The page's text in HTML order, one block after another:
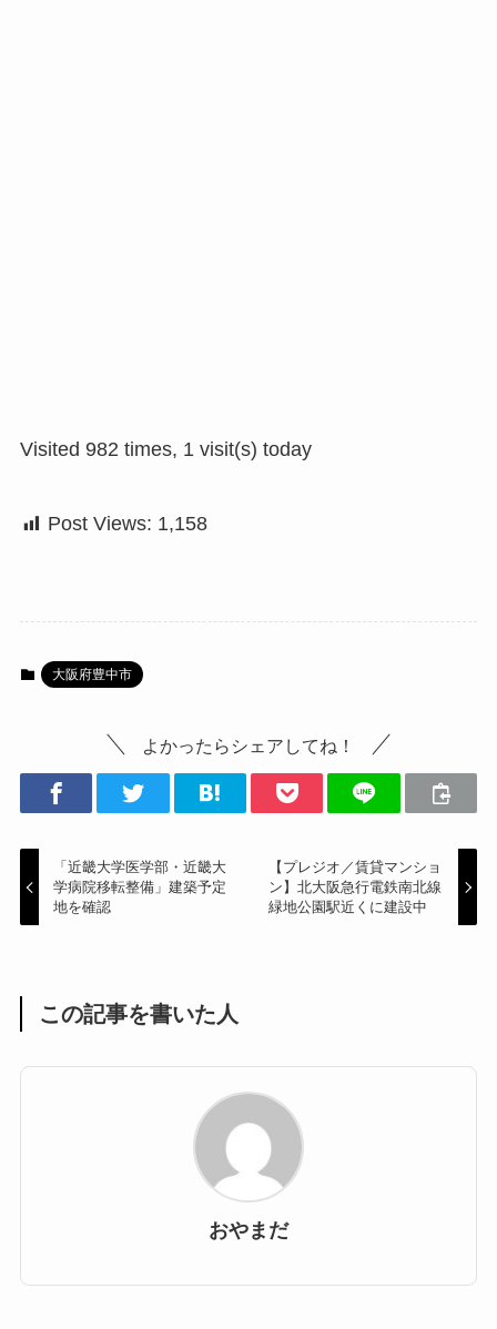
Visited 982 times, 1 visit(s) today
Post Views: 1,158
大阪府豊中市
よかったらシェアしてね！
「近畿大学医学部・近畿大
学病院移転整備」建築予定
地を確認
【プレジオ／賃貸マンショ
ン】北大阪急行電鉄南北線
緑地公園駅近くに建設中
この記事を書いた人
おやまだ